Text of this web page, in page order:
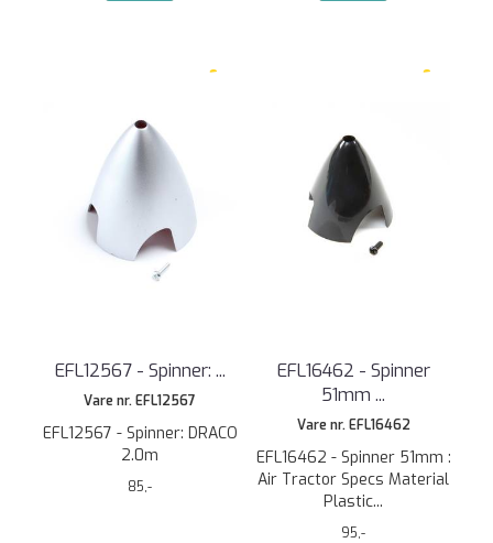
EFL12567 - Spinner: ...
Vare nr. EFL12567
EFL12567 - Spinner: DRACO
2.0m
85,-
EFL16462 - Spinner
51mm ...
Vare nr. EFL16462
EFL16462 - Spinner 51mm :
Air Tractor Specs Material
Plastic...
95,-